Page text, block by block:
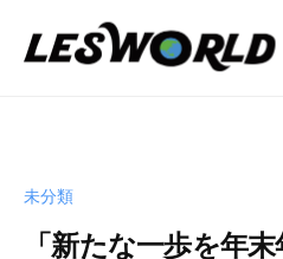
法
未分類
「新たな一歩を年
P
O
S
W